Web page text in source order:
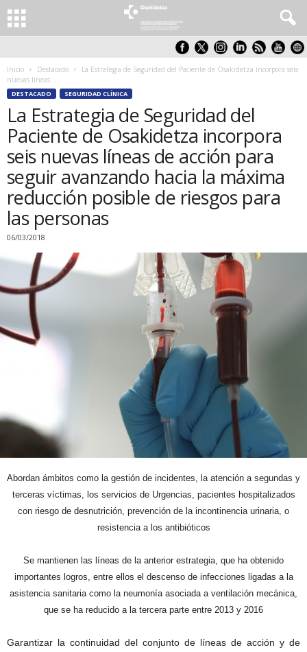
Inicio Destacado
La Estrategia de Seguridad del Paciente de Osakidetza incorpora seis
nuevas líneas...
DESTACADO SEGURIDAD CLÍNICA
La Estrategia de Seguridad del
Paciente de Osakidetza incorpora
seis nuevas líneas de acción para
seguir avanzando hacia la máxima
reducción posible de riesgos para
las personas
06/03/2018
Abordan ámbitos como la gestión de incidentes, la atención a segundas y
terceras víctimas, los servicios de Urgencias, pacientes hospitalizados
con riesgo de desnutrición, prevención de la incontinencia urinaria, o
resistencia a los antibióticos
Se mantienen las líneas de la anterior estrategia, que ha obtenido
importantes logros, entre ellos el descenso de infecciones ligadas a la
asistencia sanitaria como la neumonía asociada a ventilación mecánica,
que se ha reducido a la tercera parte entre 2013 y 2016
Garantizar la continuidad del conjunto de líneas de acción y de